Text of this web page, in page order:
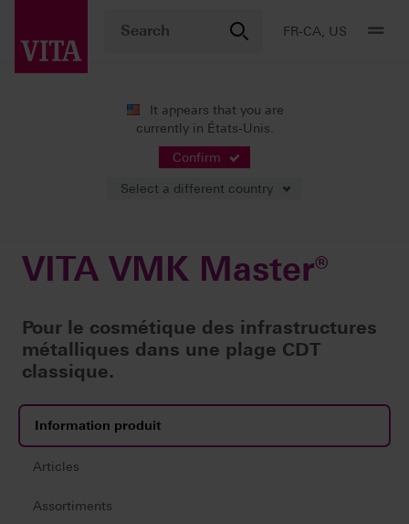
FR-CA, US
It appears that you are
currently in États-Unis.
Confirm
Select a different country
Stratification
Céramo-métallique
VITA VMK Master®
Pour le cosmétique des infrastructures
métalliques dans une plage CDT
classique.
Information produit
Articles
Assortiments